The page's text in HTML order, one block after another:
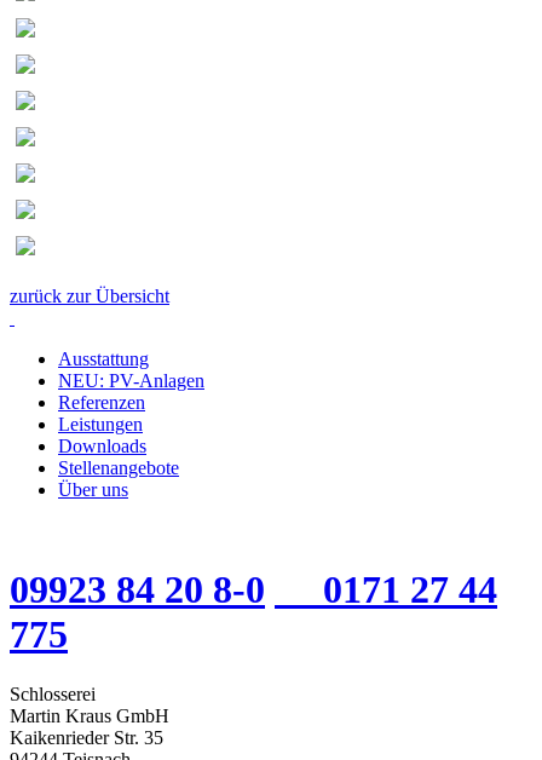
zurück zur Übersicht
Ausstattung
NEU: PV-Anlagen
Referenzen
Leistungen
Downloads
Stellenangebote
Über uns
09923 84 20 8-0
0171 27 44
775
Schlosserei
Martin Kraus GmbH
Kaikenrieder Str. 35